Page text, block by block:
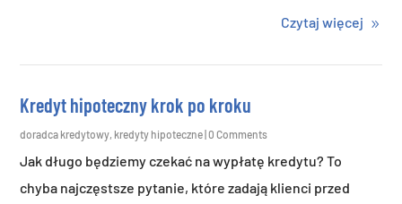
Czytaj więcej
Kredyt hipoteczny krok po kroku
doradca kredytowy kredyty hipoteczne| 0 Comments
Jak długo będziemy czekać na wypłatę kredytu? To
chyba najczęstsze pytanie, które zadają klienci przed